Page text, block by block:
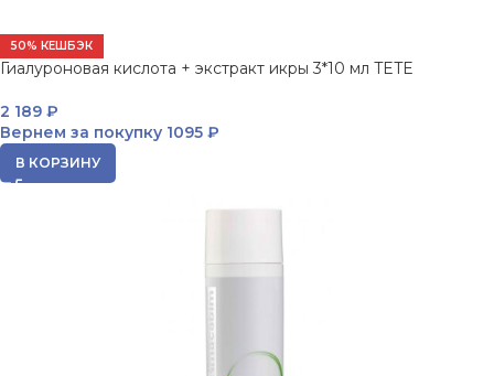
50% КЕШБЭК
Гиалуроновая кислота + экстракт икры 3*10 мл TETE
2 189 ₽
Вернем за покупку 1095 ₽
В КОРЗИНУ